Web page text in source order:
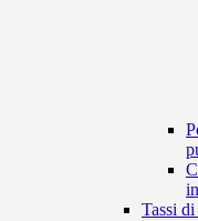
Tassi di